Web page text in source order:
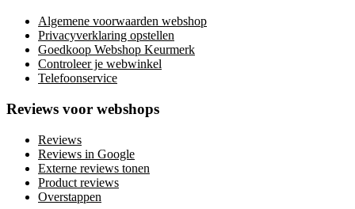
Algemene voorwaarden webshop
Privacyverklaring opstellen
Goedkoop Webshop Keurmerk
Controleer je webwinkel
Telefoonservice
Reviews voor webshops
Reviews
Reviews in Google
Externe reviews tonen
Product reviews
Overstappen